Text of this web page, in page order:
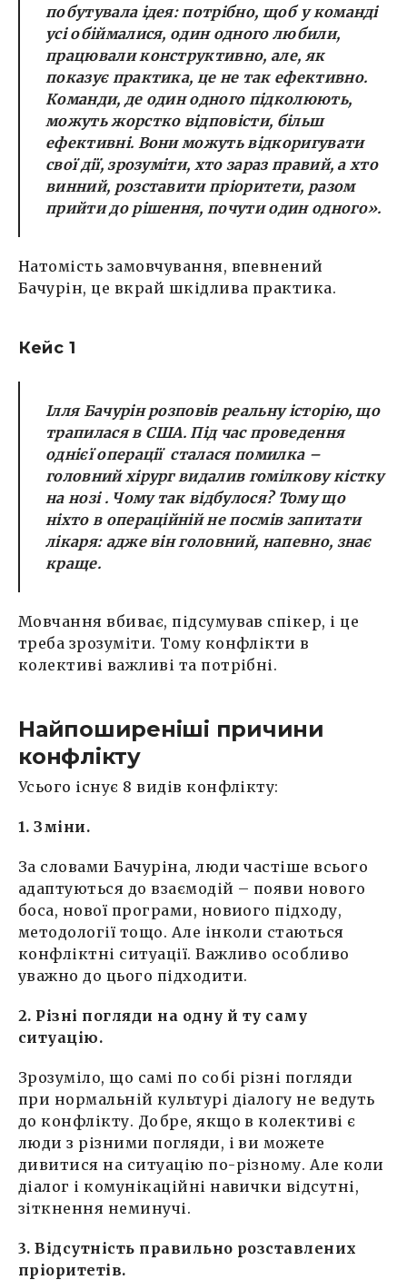
побутувала ідея: потрібно, щоб у команді
усі обіймалися, один одного любили,
працювали конструктивно, але, як
показує практика, це не так ефективно.
Команди, де один одного підколюють,
можуть жорстко відповісти, більш
ефективні. Вони можуть відкоригувати
свої дії, зрозуміти, хто зараз правий, а хто
винний, розставити пріоритети, разом
прийти до рішення, почути один одного».
Натомість замовчування, впевнений
Бачурін, це вкрай шкідлива практика.
Кейс 1
Ілля Бачурін розповів реальну історію, що
трапилася в США. Під час проведення
однієї операції сталася помилка –
головний хірург видалив гомілкову кістку
на нозі . Чому так відбулося? Тому що
ніхто в операційній не посмів запитати
лікаря: адже він головний, напевно, знає
краще.
Мовчання вбиває, підсумував спікер, і це
треба зрозуміти. Тому конфлікти в
колективі важливі та потрібні.
Найпоширеніші причини
конфлікту
Усього існує 8 видів конфлікту:
1. Зміни.
За словами Бачуріна, люди частіше всього
адаптуються до взаємодій – появи нового
боса, нової програми, новиого підходу,
методології тощо. Але інколи стаються
конфліктні ситуації. Важливо особливо
уважно до цього підходити.
2. Різні погляди на одну й ту саму
ситуацію.
Зрозуміло, що самі по собі різні погляди
при нормальній культурі діалогу не ведуть
до конфлікту. Добре, якщо в колективі є
люди з різними погляди, і ви можете
дивитися на ситуацію по-різному. Але коли
діалог і комунікаційні навички відсутні,
зіткнення неминучі.
3. Відсутність правильно розставлених
пріоритетів.